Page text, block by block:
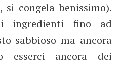
congela benissimo).
ingredienti fino ad
sabbioso ma ancora
esserci ancora dei